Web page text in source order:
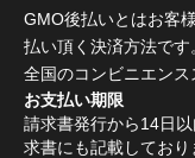
GMO後払いとはお客
払い頂く決済方法です
全国のコンビニエンス
お支払い期限
請求書発行から14日
求書にも記載しており